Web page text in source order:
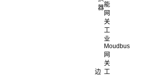
器能
网
关
工
业
Moudbus
网
关
边 工